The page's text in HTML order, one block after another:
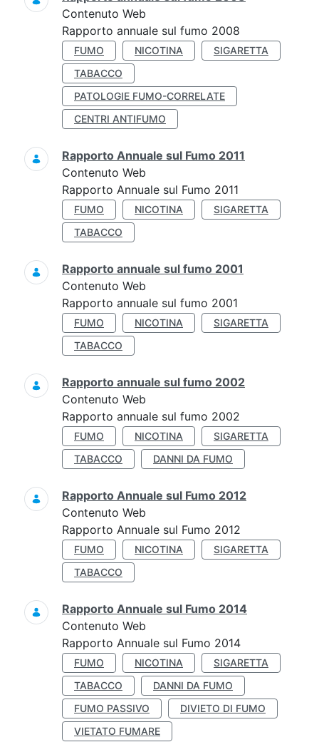
Contenuto Web
Rapporto annuale sul fumo 2008
FUMO NICOTINA
SIGARETTA
TABACCO
PATOLOGIE FUMO-CORRELATE
CENTRI ANTIFUMO
Rapporto Annuale sul Fumo 2011
Contenuto Web
Rapporto Annuale sul Fumo 2011
FUMO NICOTINA
SIGARETTA
TABACCO
Rapporto annuale sul fumo 2001
Contenuto Web
Rapporto annuale sul fumo 2001
FUMO NICOTINA
SIGARETTA
TABACCO
Rapporto annuale sul fumo 2002
Contenuto Web
Rapporto annuale sul fumo 2002
FUMO NICOTINA
SIGARETTA
TABACCO
DANNI DA FUMO
Rapporto Annuale sul Fumo 2012
Contenuto Web
Rapporto Annuale sul Fumo 2012
FUMO NICOTINA
SIGARETTA
TABACCO
Rapporto Annuale sul Fumo 2014
Contenuto Web
Rapporto Annuale sul Fumo 2014
FUMO NICOTINA
SIGARETTA
TABACCO
DANNI DA FUMO
FUMO PASSIVO
DIVIETO DI FUMO
VIETATO FUMARE